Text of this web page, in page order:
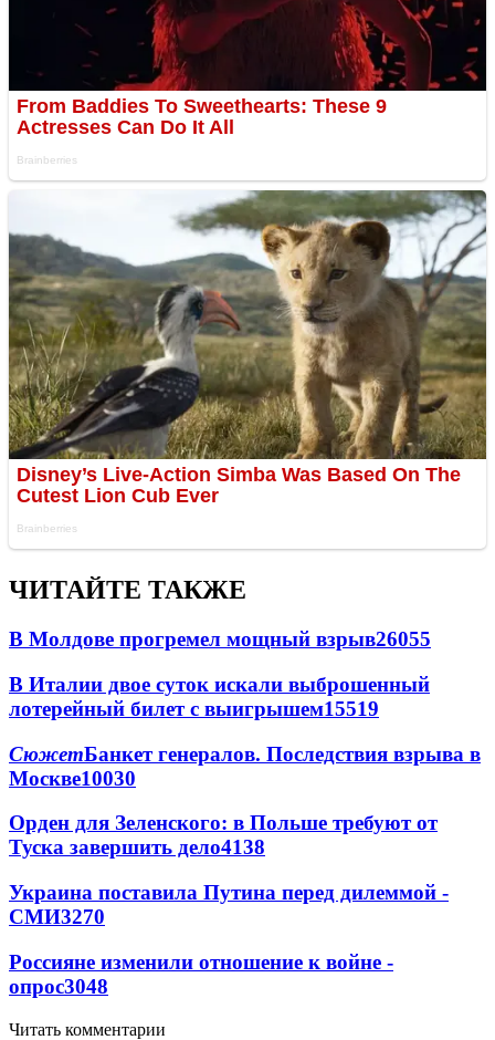
ЧИТАЙТЕ ТАКЖЕ
В Молдове прогремел мощный взрыв26055
В Италии двое суток искали выброшенный
лотерейный билет с выигрышем15519
СюжетБанкет генералов. Последствия взрыва в
Москве10030
Орден для Зеленского: в Польше требуют от
Туска завершить дело4138
Украина поставила Путина перед дилеммой -
СМИ3270
Россияне изменили отношение к войне -
опрос3048
Читать комментарии